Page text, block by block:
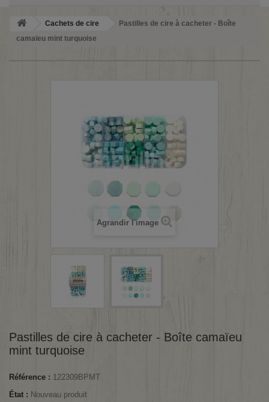
Cachets de cire
Pastilles de cire à cacheter - Boîte
camaïeu mint turquoise
Agrandir l'image
Pastilles de cire à cacheter - Boîte camaïeu
mint turquoise
Référence : 122309BPMT
État : Nouveau produit